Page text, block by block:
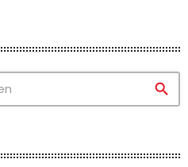
search